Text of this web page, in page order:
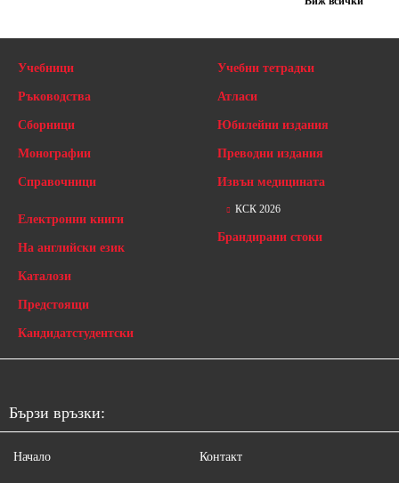
Учебници
Ръководства
Сборници
Монографии
Справочници
Учебни тетрадки
Атласи
Юбилейни издания
Преводни издания
Извън медицината
Електронни книги
На английски език
Каталози
Предстоящи
Кандидатстудентски
КСК 2026
Брандирани стоки
Бързи връзки:
Начало Контакт